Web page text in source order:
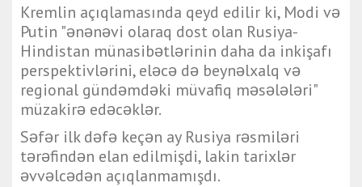
Kremlin açıqlamasında qeyd edilir ki, Modi və
Putin "ənənəvi olaraq dost olan Rusiya-
Hindistan münasibətlərinin daha da inkişafı
perspektivlərini, eləcə də beynəlxalq və
regional gündəmdəki müvafiq məsələləri"
müzakirə edəcəklər.
Səfər ilk dəfə keçən ay Rusiya rəsmiləri
tərəfindən elan edilmişdi, lakin tarixlər
əvvəlcədən açıqlanmamışdı.